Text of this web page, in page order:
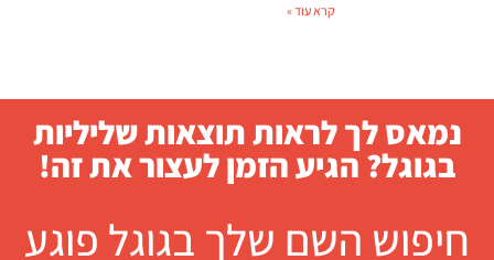
קרא עוד »
נמאס לך לראות תוצאות שליליות
בגוגל? הגיע הזמן לעצור את זה!
חיפוש השם שלך בגוגל פוגע